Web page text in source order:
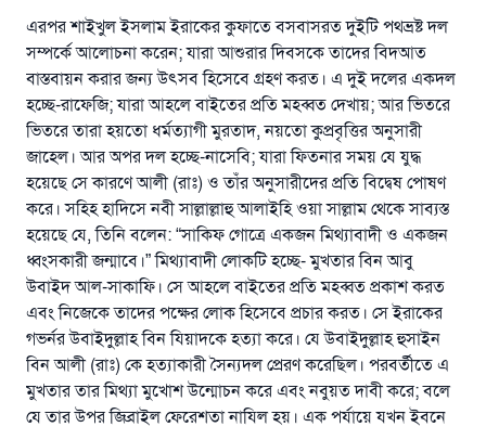
এরপর শাইখুল ইসলাম ইরাকের কুফাতে বসবাসরত দুইটি পথভ্রষ্ট দল
সম্পর্কে আলোচনা করেন; যারা আশুরার দিবসকে তাদের বিদআত
বাস্তবায়ন করার জন্য উৎসব হিসেবে গ্রহণ করত। এ দুই দলের একদল
হচ্ছে-রাফেজি; যারা আহলে বাইতের প্রতি মহব্বত দেখায়; আর ভিতরে
ভিতরে তারা হয়তো ধর্মত্যাগী মুরতাদ, নয়তো কুপ্রবৃত্তির অনুসারী
জাহেল। আর অপর দল হচ্ছে-নাসেবি; যারা ফিতনার সময় যে যুদ্ধ
হয়েছে সে কারণে আলী (রাঃ) ও তাঁর অনুসারীদের প্রতি বিদ্বেষ পোষণ
করে। সহিহ হাদিসে নবী সাল্লাল্লাহু আলাইহি ওয়া সাল্লাম থেকে সাব্যস্ত
হয়েছে যে, তিনি বলেন: “সাকিফ গোত্রে একজন মিথ্যাবাদী ও একজন
ধ্বংসকারী জন্মাবে।” মিথ্যাবাদী লোকটি হচ্ছে- মুখতার বিন আবু
উবাইদ আল-সাকাফি। সে আহলে বাইতের প্রতি মহব্বত প্রকাশ করত
এবং নিজেকে তাদের পক্ষের লোক হিসেবে প্রচার করত। সে ইরাকের
গভর্নর উবাইদুল্লাহ বিন যিয়াদকে হত্যা করে। যে উবাইদুল্লাহ হুসাইন
বিন আলী (রাঃ) কে হত্যাকারী সৈন্যদল প্রেরণ করেছিল। পরবর্তীতে এ
মুখতার তার মিথ্যা মুখোশ উন্মোচন করে এবং নবুয়ত দাবী করে; বলে
যে তার উপর জিব্রাইল ফেরেশতা নাযিল হয়। এক পর্যায়ে যখন ইবনে